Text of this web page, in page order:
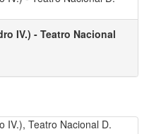
IV.) - Teatro Nacional